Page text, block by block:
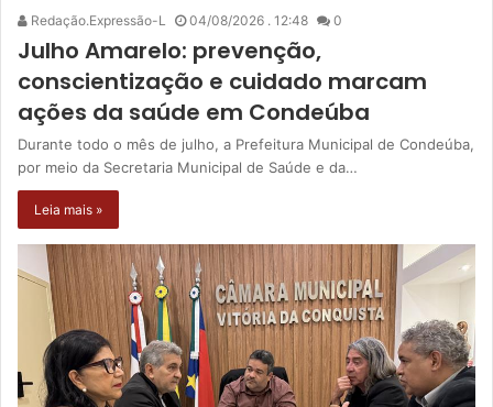
Redação.Expressão-L 04/08/2026 . 12:48 0
Julho Amarelo: prevenção,
conscientização e cuidado marcam
ações da saúde em Condeúba
Durante todo o mês de julho, a Prefeitura Municipal de Condeúba,
por meio da Secretaria Municipal de Saúde e da…
Leia mais »